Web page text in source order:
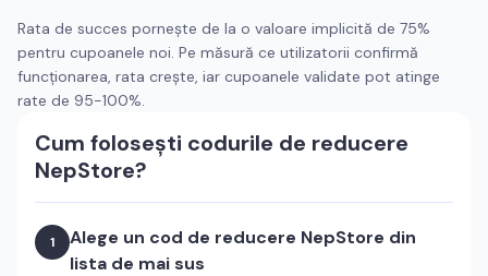
Rata de succes pornește de la o valoare implicită de 75%
pentru cupoanele noi. Pe măsură ce utilizatorii confirmă
funcționarea, rata crește, iar cupoanele validate pot atinge
rate de 95-100%.
Cum folosești codurile de reducere
NepStore?
1 Alege un cod de reducere NepStore din
lista de mai sus